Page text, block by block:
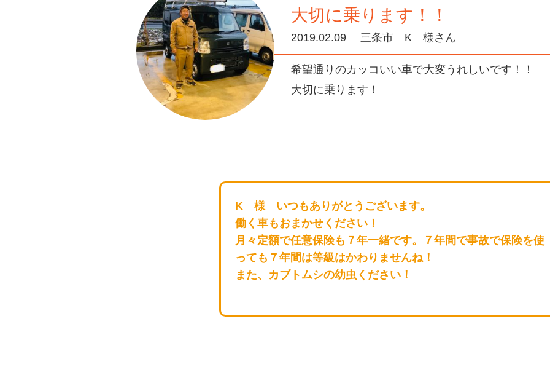
大切に乗ります！！
2019.02.09 三条市 K 様さん
希望通りのカッコいい車で大変うれしいです！！
大切に乗ります！
K 様 いつもありがとうございます。
働く車もおまかせください！
月々定額で任意保険も７年一緒です。７年間で事故で保険を使
っても７年間は等級はかわりませんね！
また、カブトムシの幼虫ください！